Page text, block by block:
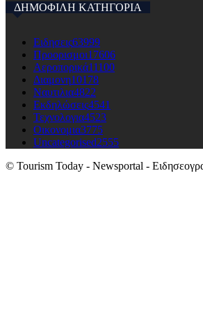
ΔΗΜΟΦΙΛΗ ΚΑΤΗΓΟΡΙΑ
Ειδησεις63999
Προορισμοι17606
Αεροπορικά11100
Διαμονη10178
Ναυτιλια4822
Εκδηλώσεις4541
Τεχνολογια4523
Οικονομια3775
Uncategorised2555
© Tourism Today - Newsportal -